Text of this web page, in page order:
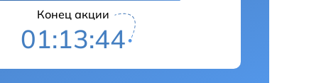
Конец акции
01:13:43